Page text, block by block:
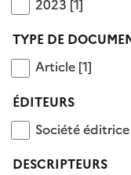
Voir le fil d’Ariane
2023 [1]
Type de
TYPE DE
ArticleArticle [1]
Éditeurs
ÉDITEURS
Société éditrice
Société
Descripteurs
DESCRIPTEURS
Catégorie
technique